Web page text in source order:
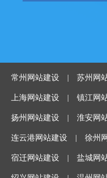
常州网站建设 |苏州网
上海网站建设 |镇江网
扬州网站建设 |淮安网
连云港网站建设 |徐州
宿迁网站建设 |盐城网